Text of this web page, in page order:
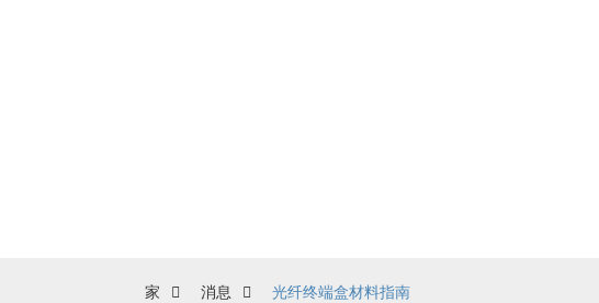
家 消息 光纤终端盒材料指南